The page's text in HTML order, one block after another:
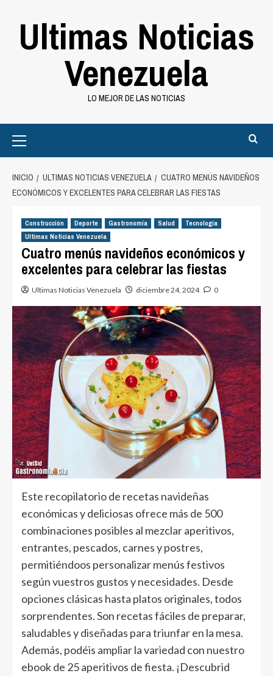
Ultimas Noticias
Venezuela
LO MEJOR DE LAS NOTICIAS
Menu
INICIO ULTIMAS NOTICIAS VENEZUELA
CUATRO MENÚS NAVIDEÑOS
ECONÓMICOS Y EXCELENTES PARA CELEBRAR LAS FIESTAS
Construcción Deporte Gastronomía Salud
Tecnología
Ultimas Noticias Venezuela
Cuatro menús navideños económicos y
excelentes para celebrar las fiestas
Ultimas Noticias Venezuela diciembre 24, 2024 0
Este recopilatorio de recetas navideñas
económicas y deliciosas ofrece más de 500
combinaciones posibles al mezclar aperitivos,
entrantes, pescados, carnes y postres,
permitiéndoos personalizar menús festivos
según vuestros gustos y necesidades. Desde
opciones clásicas hasta platos originales, todos
sorprendentes. Son recetas fáciles de preparar,
saludables y diseñadas para triunfar en la mesa.
Además, podéis ampliar la variedad con nuestro
ebook de 25 aperitivos de fiesta. ¡Descubrid